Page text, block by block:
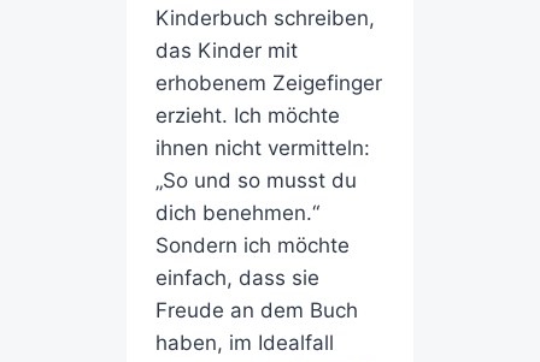
Kinderbuch schreiben,
das Kinder mit
erhobenem Zeigefinger
erzieht. Ich möchte
ihnen nicht vermitteln:
„So und so musst du
dich benehmen.“
Sondern ich möchte
einfach, dass sie
Freude an dem Buch
haben, im Idealfall